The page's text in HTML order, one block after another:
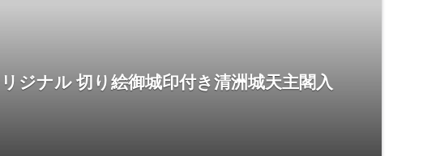
ジナル 切り絵御城印付き清洲城天主閣入